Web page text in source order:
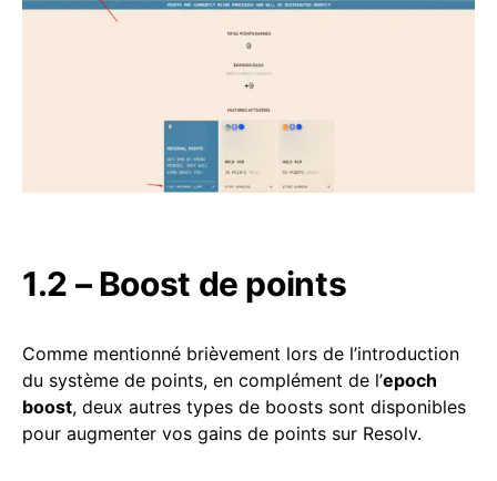
1.2 – Boost de points
Comme mentionné brièvement lors de l’introduction
du système de points, en complément de l’epoch
boost, deux autres types de boosts sont disponibles
pour augmenter vos gains de points sur Resolv.